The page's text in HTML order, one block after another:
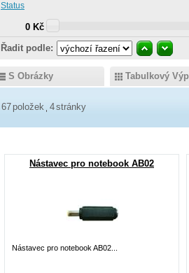
Status
0 Kč
Řadit podle:
S Obrázky Tabulkový
67 položek 4stránky
Nástavec pro notebook AB02
Nástavec pro notebook AB02...